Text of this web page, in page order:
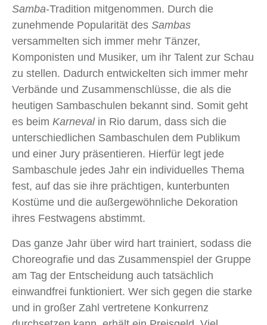
Samba-Tradition mitgenommen. Durch die
zunehmende Popularität des Sambas
versammelten sich immer mehr Tänzer,
Komponisten und Musiker, um ihr Talent zur Schau
zu stellen. Dadurch entwickelten sich immer mehr
Verbände und Zusammenschlüsse, die als die
heutigen Sambaschulen bekannt sind. Somit geht
es beim Karnevalin Rio darum, dass sich die
unterschiedlichen Sambaschulen dem Publikum
und einer Jury präsentieren. Hierfür legt jede
Sambaschule jedes Jahr ein individuelles Thema
fest, auf das sie ihre prächtigen, kunterbunten
Kostüme und die außergewöhnliche Dekoration
ihres Festwagens abstimmt.
Das ganze Jahr über wird hart trainiert, sodass die
Choreografie und das Zusammenspiel der Gruppe
am Tag der Entscheidung auch tatsächlich
einwandfrei funktioniert. Wer sich gegen die starke
und in großer Zahl vertretene Konkurrenz